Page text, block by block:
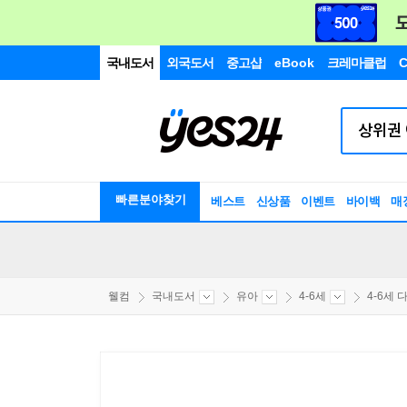
국내도서 외국도서 중고샵 eBook 크레마클럽
빠른분야찾기 베스트 신상품 이벤트 바이백 매
웰컴 국내도서 유아 4-6세 4-6세